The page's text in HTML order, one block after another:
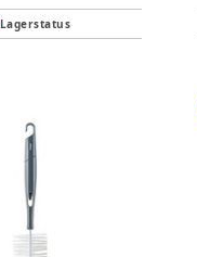
Lagerstatus